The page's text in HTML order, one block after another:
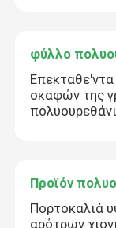
φύλλο
σκαφών της
Προϊόν
Πορτοκαλιά
αρότρων